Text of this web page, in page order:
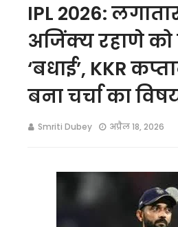
IPL 2026:
अजिंक्य रहाणे को
‘बधाई’, KKR
बना चर्चा का
Smriti Dubey अप्रैल 18, 2026